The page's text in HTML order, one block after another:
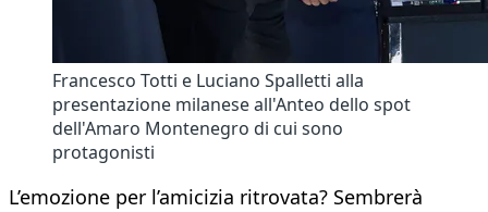
Francesco Totti e Luciano Spalletti alla
presentazione milanese all'Anteo dello spot
dell'Amaro Montenegro di cui sono
protagonisti
L’emozione per l’amicizia ritrovata? Sembrerà